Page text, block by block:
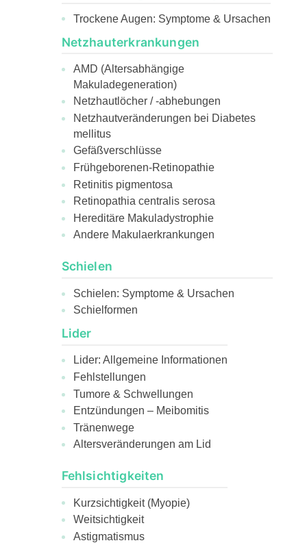
Trockene Augen: Symptome & Ursachen
Netzhauterkrankungen
AMD (Altersabhängige
Makuladegeneration)
Netzhautlöcher / -abhebungen
Netzhautveränderungen bei Diabetes
mellitus
Gefäßverschlüsse
Frühgeborenen-Retinopathie
Retinitis pigmentosa
Retinopathia centralis serosa
Hereditäre Makuladystrophie
Andere Makulaerkrankungen
Schielen
Schielen: Symptome & Ursachen
Schielformen
Lider
Lider: Allgemeine Informationen
Fehlstellungen
Tumore & Schwellungen
Entzündungen – Meibomitis
Tränenwege
Altersveränderungen am Lid
Fehlsichtigkeiten
Kurzsichtigkeit (Myopie)
Weitsichtigkeit
Astigmatismus